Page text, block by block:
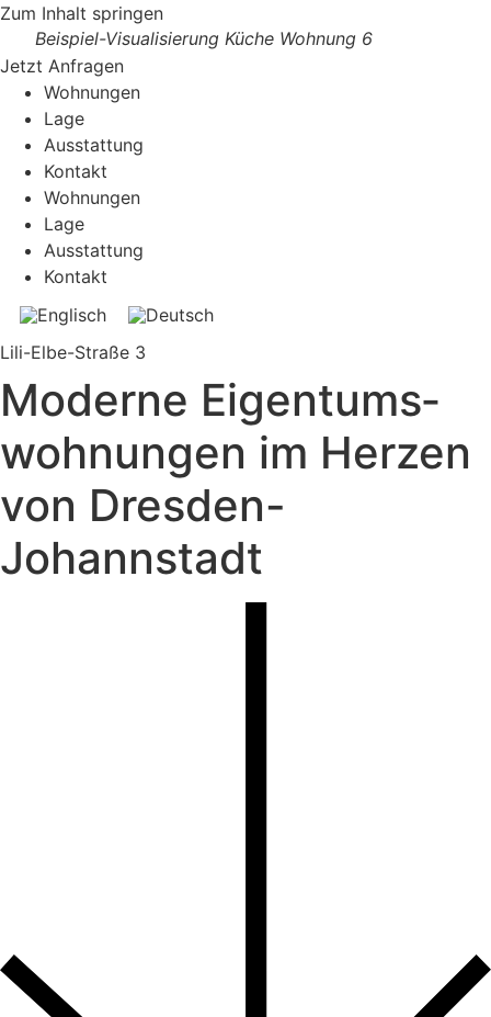
Zum Inhalt springen
Jetzt Anfragen
Wohnungen
Lage
Ausstattung
Kontakt
Wohnungen
Lage
Ausstattung
Kontakt
Lili-Elbe-Straße 3
Moderne Eigentums­
wohnungen im Herzen
von Dresden-
Johannstadt
Beispiel-Visualisierung Küche Wohnung 6